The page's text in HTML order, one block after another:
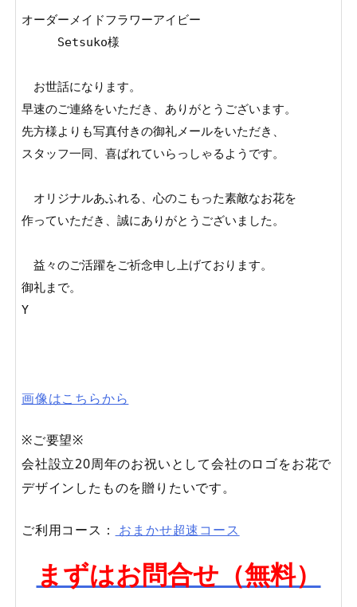
オーダーメイドフラワーアイビー
Setsuko様
お世話になります。
早速のご連絡をいただき、ありがとうございます。
先方様よりも写真付きの御礼メールをいただき、
スタッフ一同、喜ばれていらっしゃるようです。
オリジナルあふれる、心のこもった素敵なお花を
作っていただき、誠にありがとうございました。
益々のご活躍をご祈念申し上げております。
御礼まで。
画像はこちらから
※ご要望※
会社設立20周年のお祝いとして会社のロゴをお花で
デザインしたものを贈りたいです。
ご利用コース： おまかせ超速コース
まずはお問合せ（無料）